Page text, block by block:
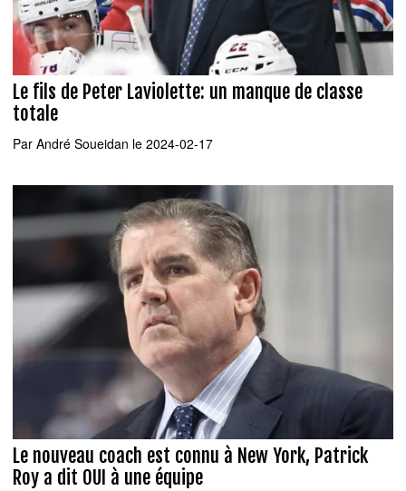
Le fils de Peter Laviolette: un manque de classe
totale
Par André Soueidan le 2024-02-17
Le nouveau coach est connu à New York, Patrick
Roy a dit OUI à une équipe